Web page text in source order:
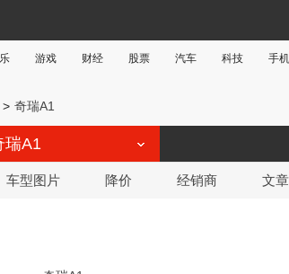
游戏 财经 股票 汽车 科技 手机
奇瑞A1
瑞A1
车型图片 降价 经销商 文章